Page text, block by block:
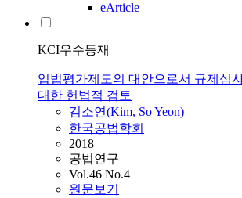
eArticle
KCI우수등재
입법평가제도의 대안으로서 규제심
대한 헌법적 검토
김소연(Kim, So Yeon)
한국공법학회
2018
공법연구
Vol.46 No.4
원문보기